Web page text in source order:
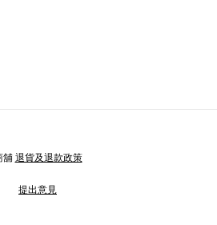
舖 退貨及退款政策
提出意見